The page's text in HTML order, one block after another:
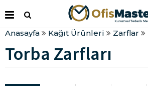
Anasayfa Kağıt Ürünleri Zarflar
Torba Zarfları